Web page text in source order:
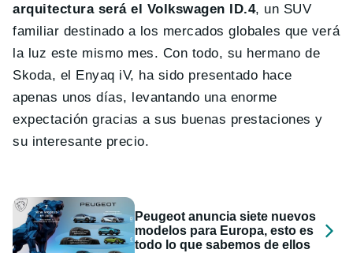
arquitectura será el Volkswagen ID.4, un SUV
familiar destinado a los mercados globales que verá
la luz este mismo mes. Con todo, su hermano de
Skoda, el Enyaq iV, ha sido presentado hace
apenas unos días, levantando una enorme
expectación gracias a sus buenas prestaciones y
su interesante precio.
Peugeot anuncia siete nuevos
modelos para Europa, esto es
todo lo que sabemos de ellos